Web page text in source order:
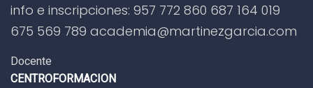
info e inscripciones: 957 772 860 687 164 019
675 569 789 academia@martinezgarcia.com
Docente
CENTROFORMACION